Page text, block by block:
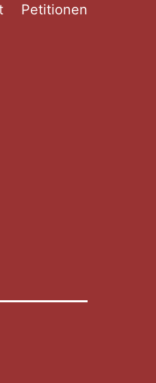
Petitionen